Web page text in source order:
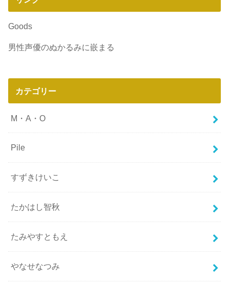
Goods
男性声優のぬかるみに嵌まる
カテゴリー
M・A・O
Pile
すずきけいこ
たかはし智秋
たみやすともえ
やなせなつみ